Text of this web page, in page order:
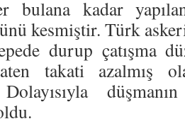
bulana kadar
kesmiştir. Türk
durup çatışma
takati azalmış
Dolayısıyla